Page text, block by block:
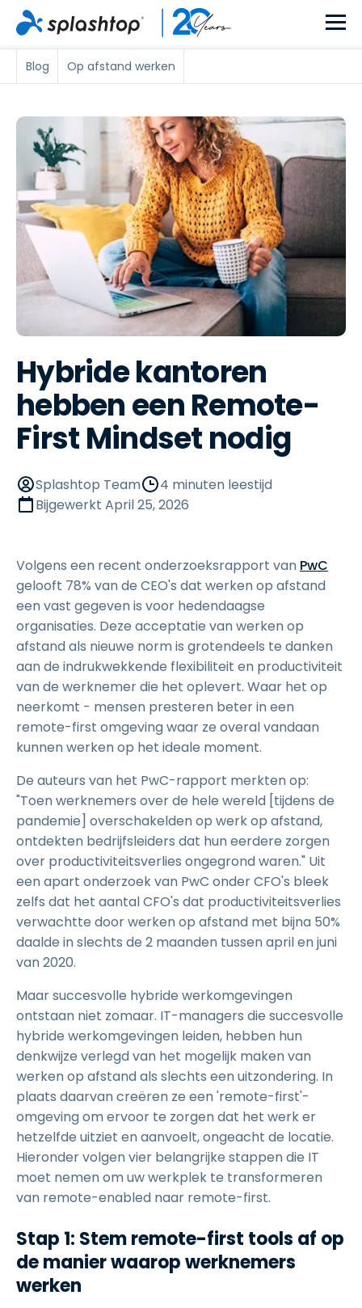
Blog Op afstand werken
Hybride kantoren
hebben een Remote-
First Mindset nodig
Splashtop Team
4 minuten leestijd
Bijgewerkt April 25, 2026
Volgens een recent onderzoeksrapport van PwC
gelooft 78% van de CEO's dat werken op afstand
een vast gegeven is voor hedendaagse
organisaties. Deze acceptatie van werken op
afstand als nieuwe norm is grotendeels te danken
aan de indrukwekkende flexibiliteit en productiviteit
van de werknemer die het oplevert. Waar het op
neerkomt - mensen presteren beter in een
remote-first omgeving waar ze overal vandaan
kunnen werken op het ideale moment.
De auteurs van het PwC-rapport merkten op:
"Toen werknemers over de hele wereld [tijdens de
pandemie] overschakelden op werk op afstand,
ontdekten bedrijfsleiders dat hun eerdere zorgen
over productiviteitsverlies ongegrond waren." Uit
een apart onderzoek van PwC onder CFO's bleek
zelfs dat het aantal CFO's dat productiviteitsverlies
verwachtte door werken op afstand met bijna 50%
daalde in slechts de 2 maanden tussen april en juni
van 2020.
Maar succesvolle hybride werkomgevingen
ontstaan niet zomaar. IT-managers die succesvolle
hybride werkomgevingen leiden, hebben hun
denkwijze verlegd van het mogelijk maken van
werken op afstand als slechts een uitzondering. In
plaats daarvan creëren ze een 'remote-first'-
omgeving om ervoor te zorgen dat het werk er
hetzelfde uitziet en aanvoelt, ongeacht de locatie.
Hieronder volgen vier belangrijke stappen die IT
moet nemen om uw werkplek te transformeren
van remote-enabled naar remote-first.
Stap 1: Stem remote-first tools af op
de manier waarop werknemers
werken